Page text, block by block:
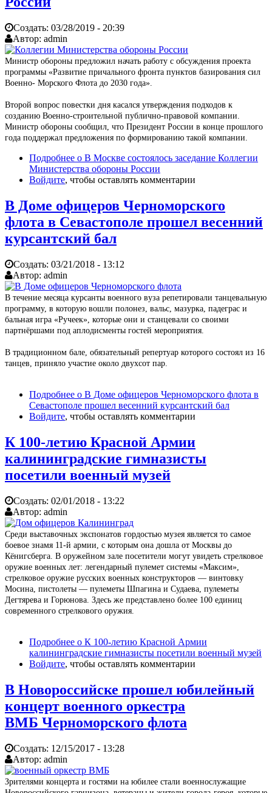
Создать: 03/28/2019 - 20:39
Автор: admin
Министр обороны предложил начать работу с обсуждения проекта
программы «Развитие причального фронта пунктов базирования сил
Военно- Морского Флота до 2030 года».
Второй вопрос повестки дня касался утверждения подходов к
созданию Военно-строительной публично-правовой компании.
Министр обороны сообщил, что Президент России в конце прошлого
года поддержал предложения по формированию такой компании.
Подробнее о В Москве состоялось заседание Коллегии
Министерства обороны России
Войдите, чтобы оставлять комментарии
В Доме офицеров Черноморского
флота в Севастополе прошел весенний
курсантский бал
Создать: 03/21/2018 - 13:12
Автор: admin
В течение месяца курсанты военного вуза репетировали танцевальную
программу, в которую вошли полонез, вальс, мазурка, падеграс и
бальная игра «Ручеек», которые они и станцевали со своими
партнёршами под аплодисменты гостей мероприятия.
В традиционном бале, обязательный репертуар которого состоял из 16
танцев, приняло участие около двухсот пар.
Подробнее о В Доме офицеров Черноморского флота в
Севастополе прошел весенний курсантский бал
Войдите, чтобы оставлять комментарии
К 100-летию Красной Армии
калининградские гимназисты
посетили военный музей
Создать: 02/01/2018 - 13:22
Автор: admin
Среди выставочных экспонатов гордостью музея является то самое
боевое знамя 11-й армии, с которым она дошла от Москвы до
Кёнигсберга. В оружейном зале посетители могут увидеть стрелковое
оружие военных лет: легендарный пулемет системы «Максим»,
стрелковое оружие русских военных конструкторов — винтовку
Мосина, пистолеты — пулеметы Шпагина и Судаева, пулеметы
Дегтярева и Горюнова. Здесь же представлено более 100 единиц
современного стрелкового оружия.
Подробнее о К 100-летию Красной Армии
калининградские гимназисты посетили военный музей
Войдите, чтобы оставлять комментарии
В Новороссийске прошел юбилейный
концерт военного оркестра
ВМБ Черноморского флота
Создать: 12/15/2017 - 13:28
Автор: admin
Зрителями концерта и гостями на юбилее стали военнослужащие